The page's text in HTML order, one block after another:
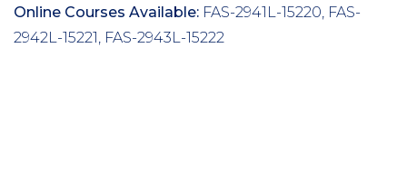
Online Courses Available: FAS-2941L-15220, FAS-
2942L-15221, FAS-2943L-15222